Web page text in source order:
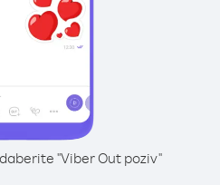
"Viber Out poziv"